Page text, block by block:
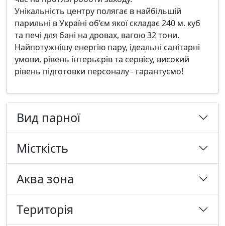
Унікальність центру полягає в найбільшій
парильні в Україні об’єм якої складає 240 м. куб
та печі для бані на дровах, вагою 32 тони.
Найпотужнішу енергію пару, ідеальні санітарні
умови, рівень інтерьєрів та сервісу, високий
рівень підготовки персоналу - гарантуємо!
Вид парної
Місткість
Аква зона
Tериторія